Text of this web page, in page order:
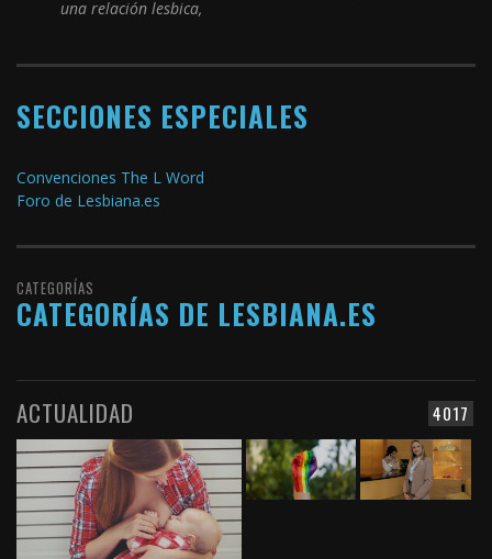
una relación lesbica,
SECCIONES ESPECIALES
Convenciones The L Word
Foro de Lesbiana.es
CATEGORÍAS
CATEGORÍAS DE LESBIANA.ES
4017
ACTUALIDAD